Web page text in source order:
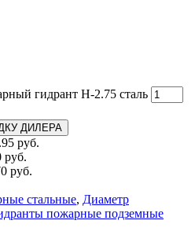
гидрант Н-2.75 сталь
ДИЛЕРА
руб.
руб.
руб.
стальные, Диаметр
пожарные подземные